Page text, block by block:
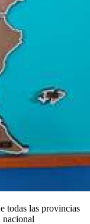
todas las provincias
nacional